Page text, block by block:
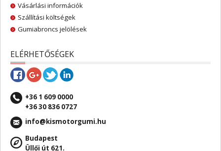
Vásárlási információk
Szállítási költségek
Gumiabroncs jelölések
ELÉRHETŐSÉGEK
+36 1 609 0000
+36 30 836 0727
info@kismotorgumi.hu
Budapest
Üllői út 621.